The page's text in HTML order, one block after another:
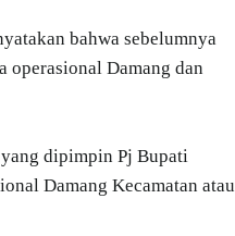
bahwa sebelumnya
operasional Damang dan
dipimpin Pj Bupati
Damang Kecamatan atau